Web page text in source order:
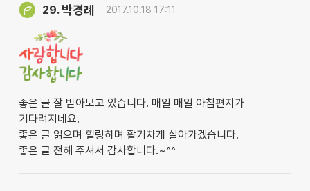
29. 박경례 2017.10.18 17:11
좋은 글 잘 받아보고 있습니다. 매일 매일 아침편지가
기다려지네요.
좋은 글 읽으며 힐링하며 활기차게 살아가겠습니다.
좋은 글 전해 주셔서 감사합니다.~^^